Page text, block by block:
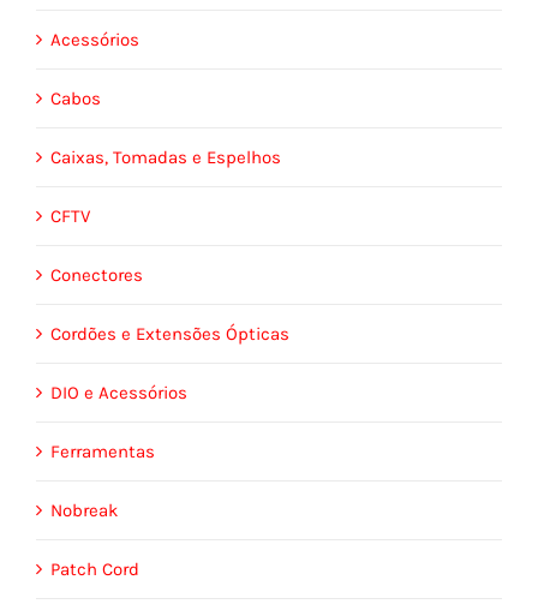
Acessórios
Cabos
Caixas, Tomadas e Espelhos
CFTV
Conectores
Cordões e Extensões Ópticas
DIO e Acessórios
Ferramentas
Nobreak
Patch Cord